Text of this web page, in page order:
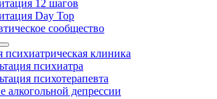
12 шагов
Day Top
сообщество
психиатрическая клиника
психиатра
психотерапевта
алкогольной депрессии